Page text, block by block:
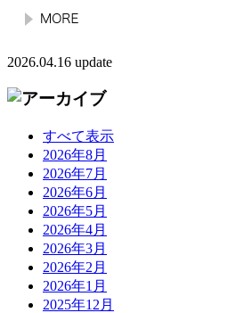
2026.04.16 update
すべて表示
2026年8月
2026年7月
2026年6月
2026年5月
2026年4月
2026年3月
2026年2月
2026年1月
2025年12月